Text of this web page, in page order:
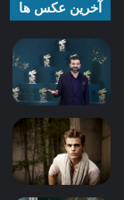
آخرین عکس ها